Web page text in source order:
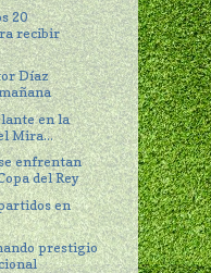
20
recibir
Díaz
en la
Mira...
enfrentan
del Rey
en
prestigio